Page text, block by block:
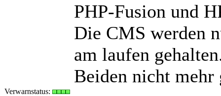
PHP-Fusion und
Die CMS werden
am laufen
Beiden nicht mehr
Verwarnstatus: